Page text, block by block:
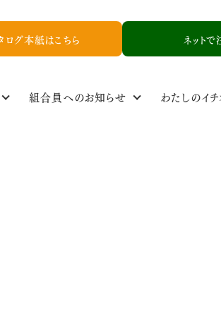
ログ本紙はこちら ネット
組合員へのお知らせ わたしのイ